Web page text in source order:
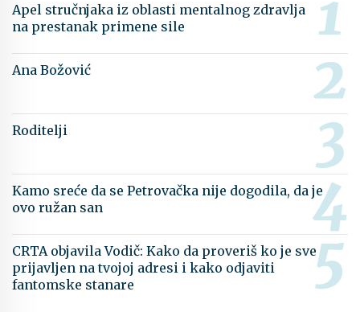
Apel stručnjaka iz oblasti mentalnog zdravlja
na prestanak primene sile
Ana Božović
Roditelji
Kamo sreće da se Petrovačka nije dogodila, da je
ovo ružan san
CRTA objavila Vodič: Kako da proveriš ko je sve
prijavljen na tvojoj adresi i kako odjaviti
fantomske stanare